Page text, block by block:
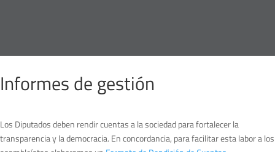
Informes de gestión
Los Diputados deben rendir cuentas a la sociedad para fortalecer la
transparencia y la democracia. En concordancia, para facilitar esta labor a los